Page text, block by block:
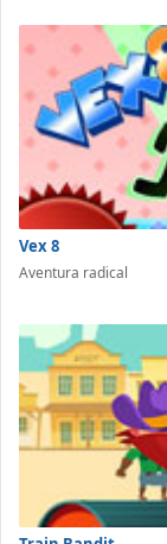
Vex 8
Aventura radical